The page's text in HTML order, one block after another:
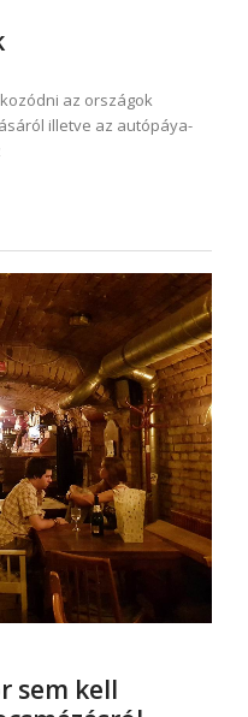
az országok
illetve az autópáya-
sem kell